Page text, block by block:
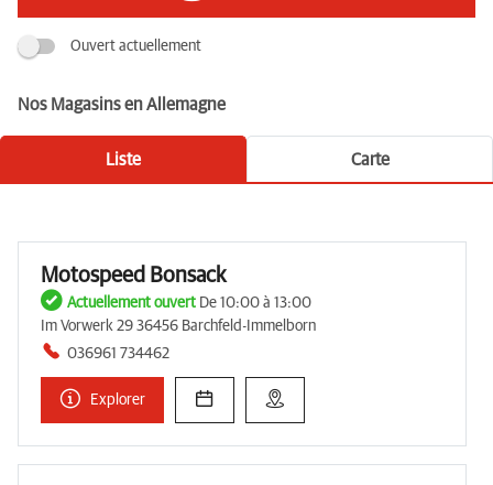
Ouvert actuellement
Nos Magasins en Allemagne
Liste Carte
Motospeed Bonsack
Actuellement ouvert De 10:00 à 13:00
Im Vorwerk 29 36456 Barchfeld-Immelborn
036961 734462
Explorer